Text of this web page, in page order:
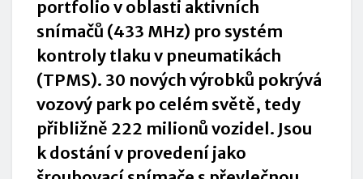
portfolio v oblasti aktivních
snímačů (433 MHz) pro systém
kontroly tlaku v pneumatikách
(TPMS). 30 nových výrobků pokrývá
vozový park po celém světě, tedy
přibližně 222 milionů vozidel. Jsou
k dostání v provedení jako